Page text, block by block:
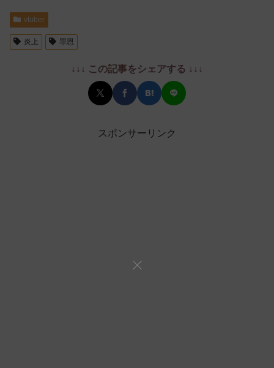
vtuber
炎上 罪恩
↓↓↓ この記事をシェアする ↓↓↓
スポンサーリンク